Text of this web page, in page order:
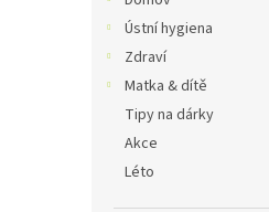
Ústní hygiena
Zdraví
Matka & dítě
Tipy na dárky
Akce
Léto